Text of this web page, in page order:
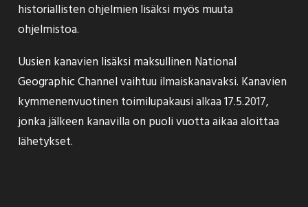
historiallisten ohjelmien lisäksi myös muuta
ohjelmistoa.
Uusien kanavien lisäksi maksullinen National
Geographic Channel vaihtuu ilmaiskanavaksi. Kanavien
kymmenenvuotinen toimilupakausi alkaa 17.5.2017,
jonka jälkeen kanavilla on puoli vuotta aikaa aloittaa
lähetykset.